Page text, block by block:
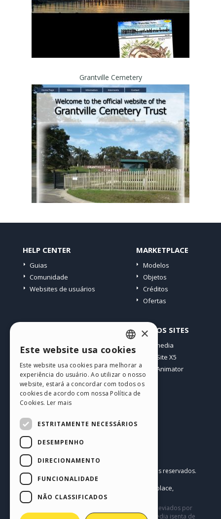
Grantville Cemetery
HELP CENTER
Guias
Comunidade
Websites de usuários
MARKETPLACE
Modelos
Objetos
Créditos
Ofertas
Meus posts
Download
Hospedagem Web
Meus Créditos
OUTROS SITES
Incomedia
WebSite X5
WebAnimator
Português BR
Copyright © 2026
Todos os direitos reservados.
P.IVA IT07514640015
Help Center / Marketplace,
Templates,Objects|Política de Privacidade
Este site contém conteúdo comentários e opiniões eviados por
usuários, e é apenas para fins informativos. Incomedia isenta de
ENGLISH
ITALIAN
GERMAN
PORTUGUESE
×
Este website usa cookies
Este website usa cookies para melhorar a
experiência do usuário. Ao utilizar o nosso
website, estará a concordar com todos os
cookies de acordo com nossa Política de
Cookies. Ler mais
ESTRITAMENTE NECESSÁRIOS
DESEMPENHO
DIRECIONAMENTO
FUNCIONALIDADE
NÃO CLASSIFICADOS